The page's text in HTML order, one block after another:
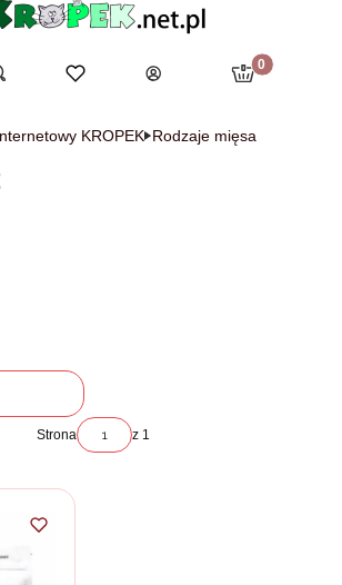
wyszukiwarkę
Ulubione
Zaloguj się
Produkty w
Koszyk
KROPEK Rodzaje mięsa
Strona z 1